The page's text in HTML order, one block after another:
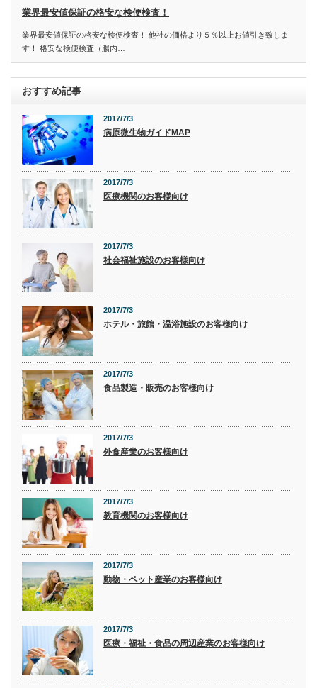
業界最安値保証の格安な検便検査！
業界最安値保証の格安な検便検査！ 他社の価格より５％以上お値引き致しま
す！ 格安な検便検査（腸内…
おすすめ記事
2017/7/3
病原微生物ガイドMAP
2017/7/3
医療機関のお客様向け
2017/7/3
社会福祉施設のお客様向け
2017/7/3
ホテル・旅館・温浴施設のお客様向け
2017/7/3
食品製造・販売のお客様向け
2017/7/3
外食産業のお客様向け
2017/7/3
教育機関のお客様向け
2017/7/3
動物・ペット産業のお客様向け
2017/7/3
医療・福祉・食品の周辺産業のお客様向け